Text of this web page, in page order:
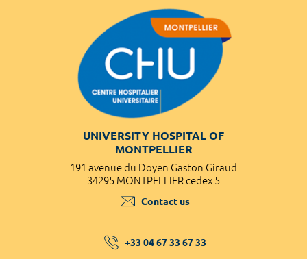
UNIVERSITY HOSPITAL OF
MONTPELLIER
191 avenue du Doyen Gaston Giraud
34295 MONTPELLIER cedex 5
Contact us
+33 04 67 33 67 33